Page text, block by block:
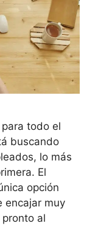
todo el
buscando
lo más
El
opción
encajar muy
al